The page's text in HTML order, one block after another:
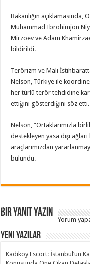
Bakanlığın
Muhammad Ibrohimjon
Mirzoev ve Adam
bildirildi.
Terörizm ve Mali
Nelson, Türkiye ile
her türlü terör tehdidine
ettiğini gösterdiğini söz etti.
Nelson, “Ortaklarımızla
destekleyen yasa dışı
araçlarımızdan
bulundu.
Bir yanıt yazın
Yorum
Yeni Yazılar
Kadıköy Escort: İstanbul’un